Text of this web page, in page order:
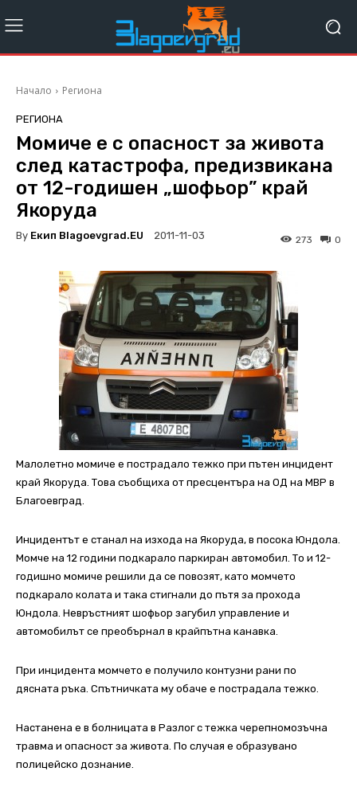
Начало Региона
РЕГИОНА
Момиче е с опасност за живота
след катастрофа, предизвикана
от 12-годишен „шофьор” край
Якоруда
By Екип Blagoevgrad.EU 2011-11-03 0
273
Малолетно момиче е пострадало тежко при пътен инцидент
край Якоруда. Това съобщиха от пресцентъра на ОД на МВР в
Благоевград.
Инцидентът е станал на изхода на Якоруда, в посока Юндола.
Момче на 12 години подкарало паркиран автомобил. То и 12-
годишно момиче решили да се повозят, като момчето
подкарало колата и така стигнали до пътя за прохода
Юндола. Невръстният шофьор загубил управление и
автомобилът се преобърнал в крайпътна канавка.
При инцидента момчето е получило контузни рани по
дясната ръка. Спътничката му обаче е пострадала тежко.
Настанена е в болницата в Разлог с тежка черепномозъчна
травма и опасност за живота. По случая е образувано
полицейско дознание.